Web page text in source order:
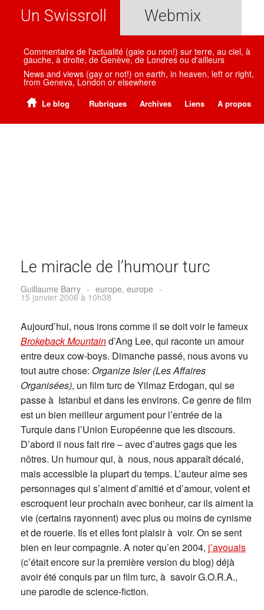
Un Swissroll Webmix
Commentaire de l'actualité (gaie ou non!) sur terre, au ciel, à
gauche, à droite, de Genève, de Londres ou d'ailleurs
News and views (gay or not!) on earth, in heaven, left or right,
from Geneva, London or elsewhere
Le blog Rubriques Archives Liens A propos
Le miracle de l’humour turc
Guillaume Barry - europe, europe -
15 janvier 2006 à 10h38
Aujourd’hui, nous irons comme il se doit voir le fameux
Brokeback Mountaind’Ang Lee, qui raconte un amour
entre deux cow-boys. Dimanche passé, nous avons vu
tout autre chose: Organize Isler (Les Affaires
Organisées), un film turc de Yilmaz Erdogan, qui se
passe à Istanbul et dans les environs. Ce genre de film
est un bien meilleur argument pour l’entrée de la
Turquie dans l’Union Européenne que les discours.
D’abord il nous fait rire – avec d’autres gags que les
nôtres. Un humour qui, à nous, nous apparaît décalé,
mais accessible la plupart du temps. L’auteur aime ses
personnages qui s’aiment d’amitié et d’amour, volent et
escroquent leur prochain avec bonheur, car ils aiment la
vie (certains rayonnent) avec plus ou moins de cynisme
et de rouerie. Ils et elles font plaisir à voir. On se sent
bien en leur compagnie. A noter qu’en 2004, j’avouais
(c’était encore sur la première version du blog) déjà
avoir été conquis par un film turc, à savoir G.O.R.A.,
une parodie de science-fiction.